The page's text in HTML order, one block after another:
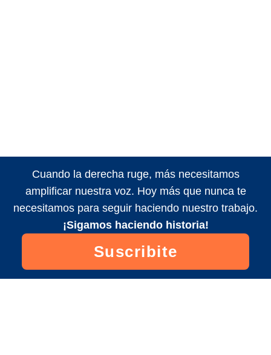
Cuando la derecha ruge, más necesitamos
amplificar nuestra voz. Hoy más que nunca te
necesitamos para seguir haciendo nuestro trabajo.
¡Sigamos haciendo historia!
Suscribite